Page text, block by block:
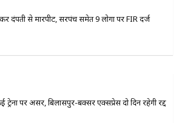
दंपती से मारपीट, सरपंच समेत 9 लोगों पर FIR दर्ज
पर असर, बिलासपुर-बक्सर एक्सप्रेस दो दिन रहेगी रद्द